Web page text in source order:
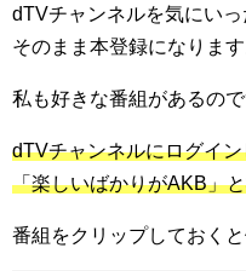
dTVチャンネルを気にい
そのまま本登録になります
私も好きな番組があるの
dTVチャンネルにログイ
「楽しいばかりがAKB」
番組をクリップしておく